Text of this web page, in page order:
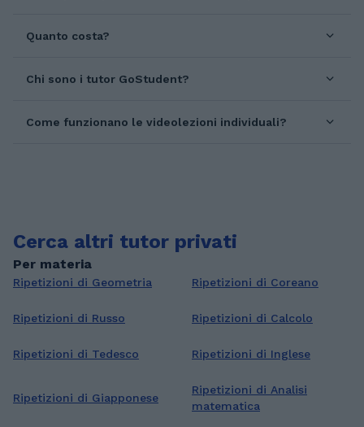
Quanto costa?
Chi sono i tutor GoStudent?
Come funzionano le videolezioni individuali?
Cerca altri tutor privati
Per materia
Ripetizioni di Geometria Ripetizioni di Coreano
Ripetizioni di Russo Ripetizioni di Calcolo
Ripetizioni di Tedesco Ripetizioni di Inglese
Ripetizioni di Giapponese
Ripetizioni di Analisi
matematica